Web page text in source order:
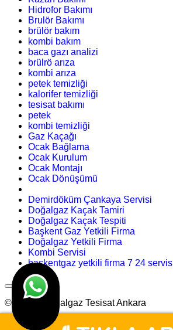
Hidrofor Bakımı
Brulör Bakımı
brülör bakım
kombi bakım
baca gazı analizi
brülrö arıza
kombi arıza
petek temizliği
kalorifer temizliği
tesisat bakımı
petek
kombi temizliği
Gaz Kaçağı
Ocak Bağlama
Ocak Kurulum
Ocak Montajı
Ocak Dönüşümü
Demirdöküm Çankaya Servisi
Doğalgaz Kaçak Tamiri
Doğalgaz Kaçak Tespiti
Başkent Gaz Yetkili Firma
Doğalgaz Yetkili Firma
Kombi Servisi
başkentgaz yetkili firma 7 24 servis
© Arslan Doğalgaz Tesisat Ankara
Tasarım